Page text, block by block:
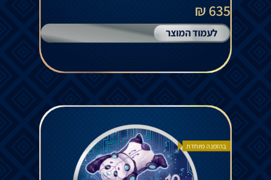
635 ₪
לעמוד המוצר
בהזמנה מיוחדת